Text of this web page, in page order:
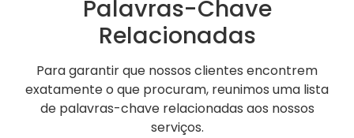
Palavras-Chave
Relacionadas
Para garantir que nossos clientes encontrem
exatamente o que procuram, reunimos uma lista
de palavras-chave relacionadas aos nossos
serviços.